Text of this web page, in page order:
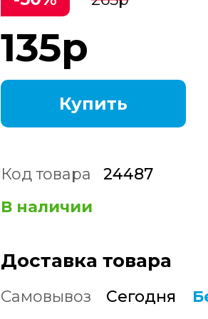
135р
Купить
Код товара
24487
В наличии
Доставка товара
Самовывоз Сегодня